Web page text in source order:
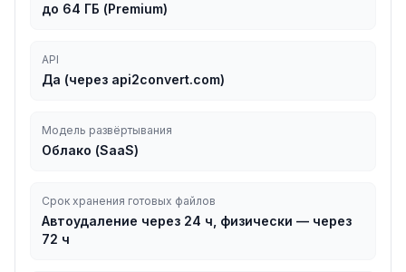
до 64 ГБ (Premium)
API
Да (через api2convert.com)
Модель развёртывания
Облако (SaaS)
Срок хранения готовых файлов
Автоудаление через 24 ч, физически — через
72 ч